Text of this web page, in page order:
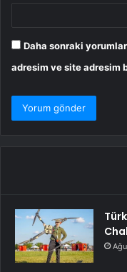
Daha sonraki
adresim ve site adresim